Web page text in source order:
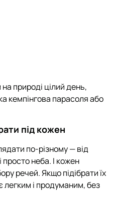
природі цілий день,
кемпінгова парасоля або
під кожен
по-різному — від
просто неба. І кожен
речей. Якщо підібрати їх
легким і продуманим, без